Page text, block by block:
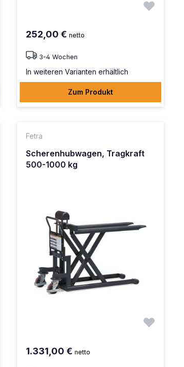
252,00 € netto
3-4 Wochen
In weiteren Varianten erhältlich
Zum Produkt
Fetra
Scherenhubwagen, Tragkraft
500-1000 kg
1.331,00 € netto